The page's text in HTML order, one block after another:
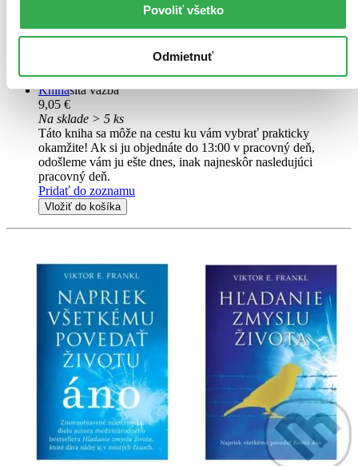
Povoliť všetko
Odmietnuť
zošit (pre 5. ročník základnej školy) s Príprava do prímy -
matematika - riešenia (pre 5. ročník základnej školy) vo výhodnej
Knihašitá väzba
9,05 €
Na sklade > 5 ks
Táto kniha sa môže na cestu ku vám vybrať prakticky
okamžite! Ak si ju objednáte do 13:00 v pracovný deň,
odošleme vám ju ešte dnes, inak najneskôr nasledujúci
pracovný deň.
Pridať do zoznamu
Vložiť do košíka